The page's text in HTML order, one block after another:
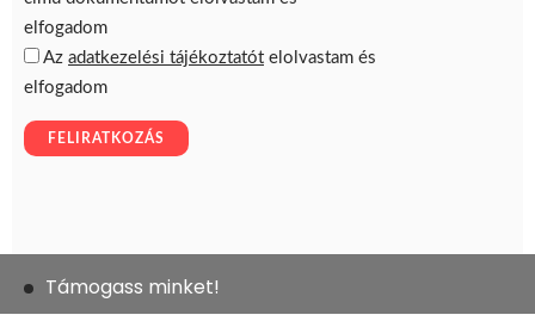
Támogass minket!